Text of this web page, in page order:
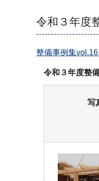
令和３年度
整備事例集
令和３年度整
写